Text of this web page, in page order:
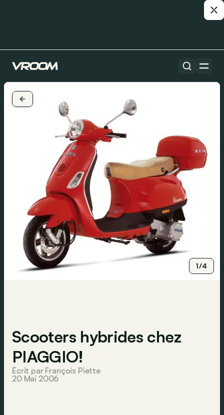
1/4
Scooters hybrides chez
PIAGGIO!
Écrit par François Piette
20 Mai 2006